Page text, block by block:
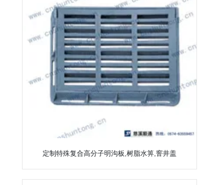
定制特殊复合高分子明沟板,树脂水箅,窨井盖